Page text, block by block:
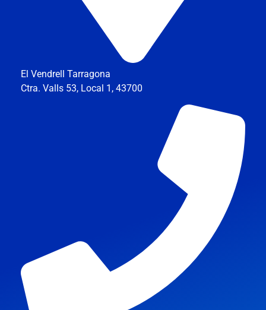
El Vendrell Tarragona
Ctra. Valls 53, Local 1, 43700